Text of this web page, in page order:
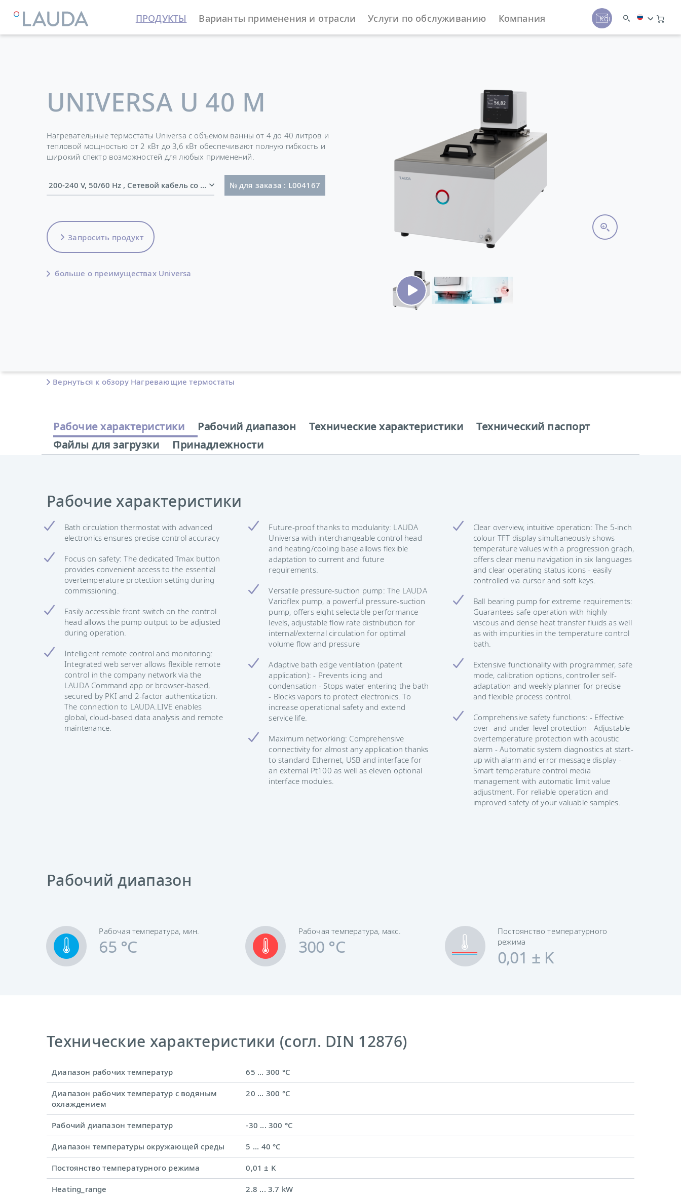
ПРОДУКТЫ Варианты применения и отрасли Услуги по обслуживанию Компания Контакты
LAUDA Термостатирующие устройства Термостаты Нагревающие термостаты Universa
UNIVERSA U 40 M
Нагревательные термостаты Universa с объемом ванны от 4 до 40 литров и
тепловой мощностью от 2 кВт до 3,6 кВт обеспечивают полную гибкость и
широкий спектр возможностей для любых применений.
200-240 V, 50/60 Hz , Сетевой кабель со штекером (NEMA 6-20P)
№ для заказа : L004167
Запросить продукт
больше о преимуществах Universa
Вернуться к обзору Нагревающие термостаты
Рабочие характеристики Рабочий диапазон Технические характеристики
Технический паспорт
Файлы для загрузки
Принадлежности
Рабочие характеристики
Bath circulation thermostat with advanced
electronics ensures precise control accuracy
Focus on safety: The dedicated Tmax button
provides convenient access to the essential
overtemperature protection setting during
commissioning.
Easily accessible front switch on the control
head allows the pump output to be adjusted
during operation.
Intelligent remote control and monitoring:
Integrated web server allows flexible remote
control in the company network via the
LAUDA Command app or browser-based,
secured by PKI and 2-factor authentication.
The connection to LAUDA.LIVE enables
global, cloud-based data analysis and remote
maintenance.
Future-proof thanks to modularity: LAUDA
Universa with interchangeable control head
and heating/cooling base allows flexible
adaptation to current and future
requirements.
Versatile pressure-suction pump: The LAUDA
Varioflex pump, a powerful pressure-suction
pump, offers eight selectable performance
levels, adjustable flow rate distribution for
internal/external circulation for optimal
volume flow and pressure
Adaptive bath edge ventilation (patent
application): - Prevents icing and
condensation - Stops water entering the bath
- Blocks vapors to protect electronics. To
increase operational safety and extend
service life.
Maximum networking: Comprehensive
connectivity for almost any application thanks
to standard Ethernet, USB and interface for
an external Pt100 as well as eleven optional
interface modules.
Clear overview, intuitive operation: The 5-inch
colour TFT display simultaneously shows
temperature values with a progression graph,
offers clear menu navigation in six languages
and clear operating status icons - easily
controlled via cursor and soft keys.
Ball bearing pump for extreme requirements:
Guarantees safe operation with highly
viscous and dense heat transfer fluids as well
as with impurities in the temperature control
bath.
Extensive functionality with programmer, safe
mode, calibration options, controller self-
adaptation and weekly planner for precise
and flexible process control.
Comprehensive safety functions: - Effective
over- and under-level protection - Adjustable
overtemperature protection with acoustic
alarm - Automatic system diagnostics at start-
up with alarm and error message display -
Smart temperature control media
management with automatic limit value
adjustment. For reliable operation and
improved safety of your valuable samples.
Рабочий диапазон
Рабочая температура, мин.
65 °C
Рабочая температура, макс.
300 °C
Постоянство температурного
режима
0,01 ± K
Технические характеристики (согл. DIN 12876)
Диапазон рабочих температур 65 ... 300 °C
Диапазон рабочих температур с водяным
охлаждением
20 ... 300 °C
Рабочий диапазон температур -30 ... 300 °C
Диапазон температуры окружающей среды 5 ... 40 °C
Постоянство температурного режима 0,01 ± K
Heating_range 2.8 ... 3.7 kW